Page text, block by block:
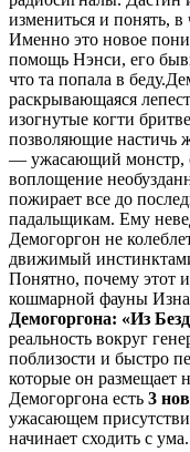
измениться и понять,
Именно это новое
помощь Нэнси, его
что та попала в
раскрывающаяся
изогнутые когти
позволяющие настичь
— ужасающий монстр,
воплощение
пожирает все до
падальщикам. Ему
Демогоргон не
движимый
Понятно, почему этот
кошмарной фауны
Демогоргона: «Из
реальность вокруг
поблизости и быстро
которые он размещает
Демогоргона есть 3
ужасающем
начинает сходить с